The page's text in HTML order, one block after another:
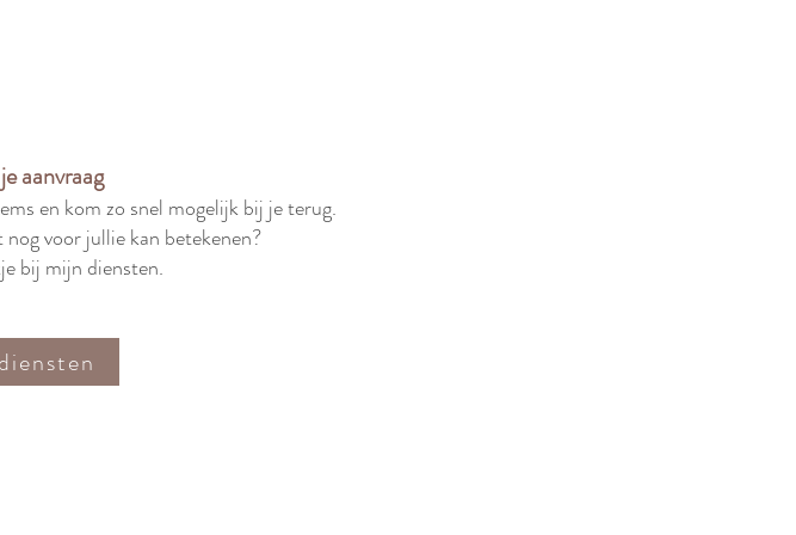
aanvraag
en kom zo snel mogelijk bij je terug.
voor jullie kan betekenen?
bij mijn diensten.